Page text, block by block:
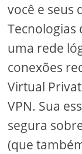
você e seus
Tecnologias
uma rede
conexões
Virtual
VPN. Sua
segura
(que